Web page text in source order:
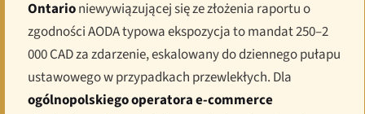
Ontarioniewywiązującej się ze złożenia raportu o
zgodności AODA typowa ekspozycja to mandat 250–2
000 CAD za zdarzenie, eskalowany do dziennego pułapu
ustawowego w przypadkach przewlekłych. Dla
ogólnopolskiego operatora e-commerce